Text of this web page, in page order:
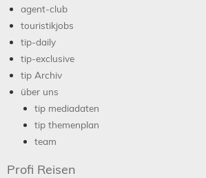
agent-club
touristikjobs
tip-daily
tip-exclusive
tip Archiv
über uns
tip mediadaten
tip themenplan
team
Profi Reisen